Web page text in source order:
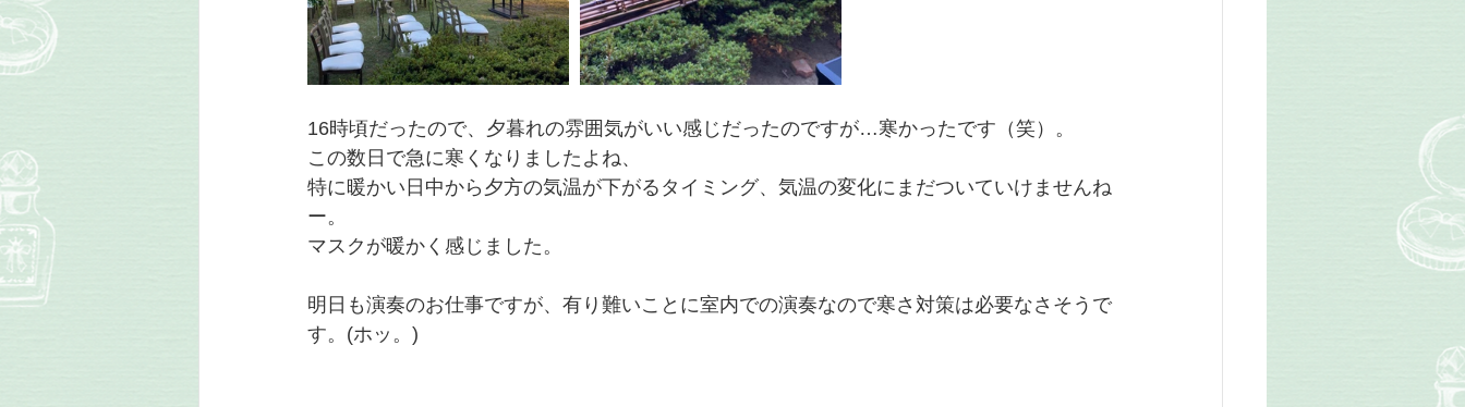
16時頃だったので、夕暮れの雰囲気がいい感じだったのですが…寒かったです（笑）。
この数日で急に寒くなりましたよね、
特に暖かい日中から夕方の気温が下がるタイミング、気温の変化にまだついていけませんね
ー。
マスクが暖かく感じました。
明日も演奏のお仕事ですが、有り難いことに室内での演奏なので寒さ対策は必要なさそうで
す。(ホッ。)